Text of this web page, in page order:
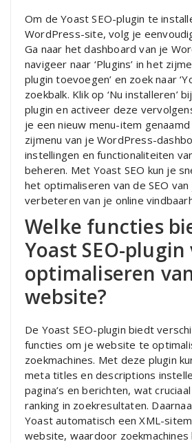
Om de Yoast SEO-plugin te
WordPress-site, volg je
Ga naar het dashboard van je
navigeer naar ‘Plugins’ in het
plugin toevoegen’ en zoek naar
zoekbalk. Klik op ‘Nu installeren’
plugin en activeer deze
je een nieuw menu-item genaamd
zijmenu van je WordPress-
instellingen en functionaliteiten
beheren. Met Yoast SEO kun je
het optimaliseren van de SEO
verbeteren van je online
Welke functies
Yoast SEO-
optimaliseren
website?
De Yoast SEO-plugin biedt
functies om je website te
zoekmachines. Met deze plugin
meta titles en descriptions
pagina’s en berichten, wat
ranking in zoekresultaten.
Yoast automatisch een XML-
website, waardoor